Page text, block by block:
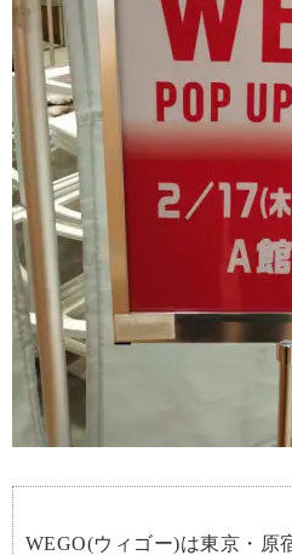
WEGO(ウィゴー)は東京・原